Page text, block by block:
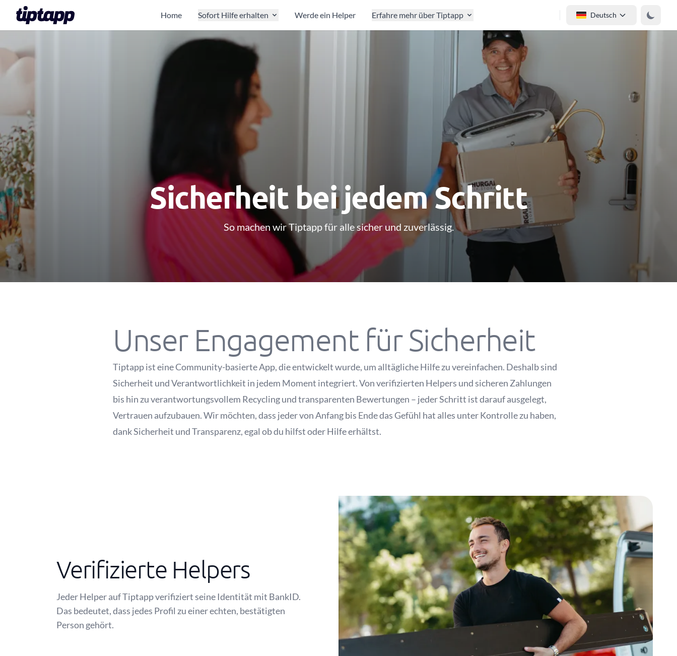
Deutsch
Home Sofort Hilfe erhalten Werde ein Helper Erfahre mehr über Tiptapp
Sicherheit bei jedem Schritt
So machen wir Tiptapp für alle sicher und zuverlässig.
Unser Engagement für Sicherheit
Tiptapp ist eine Community-basierte App, die entwickelt wurde, um alltägliche Hilfe zu vereinfachen. Deshalb sind
Sicherheit und Verantwortlichkeit in jedem Moment integriert. Von verifizierten Helpers und sicheren Zahlungen
bis hin zu verantwortungsvollem Recycling und transparenten Bewertungen – jeder Schritt ist darauf ausgelegt,
Vertrauen aufzubauen. Wir möchten, dass jeder von Anfang bis Ende das Gefühl hat alles unter Kontrolle zu haben,
dank Sicherheit und Transparenz, egal ob du hilfst oder Hilfe erhältst.
Verifizierte Helpers
Jeder Helper auf Tiptapp verifiziert seine Identität mit BankID.
Das bedeutet, dass jedes Profil zu einer echten, bestätigten
Person gehört.